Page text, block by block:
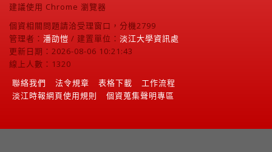
建議使用 Chrome 瀏覽器
個資相關問題請洽受理窗口，分機2799
管理者： 潘劭愷 / 建置單位： 淡江大學資訊處
更新日期：2026-08-06 10:21:43
線上人數：1320
聯絡我們
法令規章 表格下載
工作流程
淡江時報網頁使用規則
個資蒐集聲明專區